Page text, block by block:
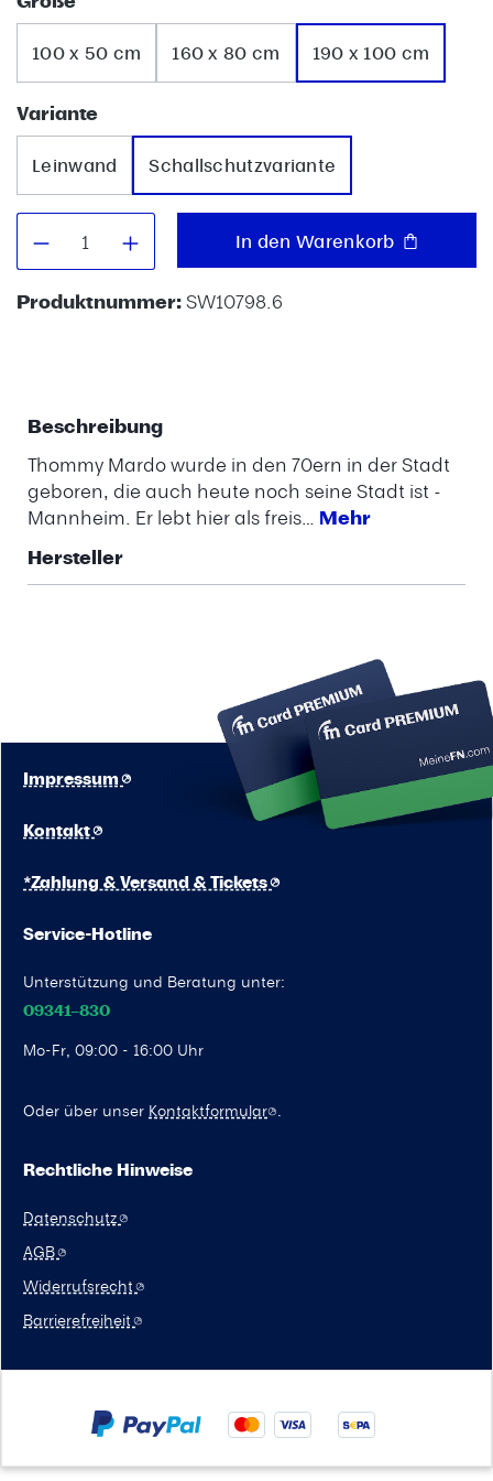
100 x 50 cm 160 x 80 cm 190 x 100 cm
Varianteauswählen
Leinwand Schallschutzvariante
Produkt Anzahl: Gib denIn den Warenkorb
Produktnummer:SW10798.6
Beschreibung
Thommy Mardo wurde in den 70ern in der Stadt
geboren, die auch heute noch seine Stadt ist -
Mannheim. Er lebt hier als freis… Mehr
Hersteller
Service-Hotline
Unterstützung und Beratung unter:
09341–830
Mo-Fr, 09:00 - 16:00 Uhr
Oder über unser Kontaktformular .
Kontakt
Impressum
*Zahlung & Versand & Tickets
Rechtliche Hinweise
Datenschutz
AGB
Widerrufsrecht
Barrierefreiheit